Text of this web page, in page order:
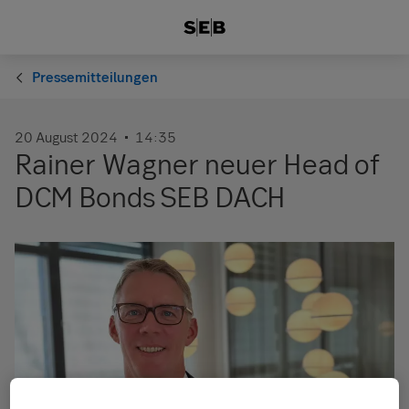
Pressemitteilungen
20 August 2024 14:35
Rainer Wagner neuer Head of
DCM Bonds SEB DACH